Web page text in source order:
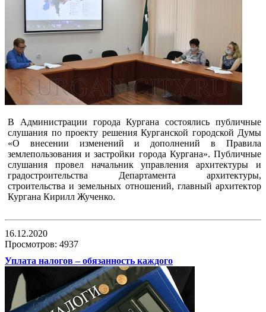
В Администрации города Кургана состоялись публичные
слушания по проекту решения Курганской городской Думы
«О внесении изменений и дополнений в Правила
землепользования и застройки города Кургана». Публичные
слушания провел начальник управления архитектуры и
градостроительства Департамента архитектуры,
строительства и земельных отношений, главный архитектор
Кургана Кирилл Жученко.
16.12.2020
Просмотров: 4937
Уплата налогов – обязанность каждого